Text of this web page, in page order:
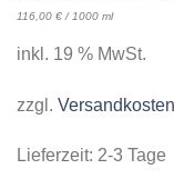
116,00 € / 1000 ml
inkl. 19 % MwSt.
zzgl. Versandkosten
Lieferzeit: 2-3 Tage